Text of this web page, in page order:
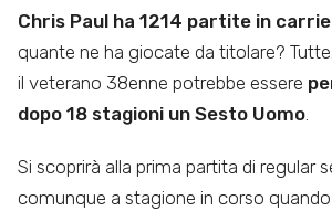
Chris Paul ha 1214 partite in
quante ne ha giocate da titolare?
il veterano 38enne potrebbe essere
dopo 18 stagioni un Sesto Uomo
Si scoprirà alla prima partita di regular
comunque a stagione in corso